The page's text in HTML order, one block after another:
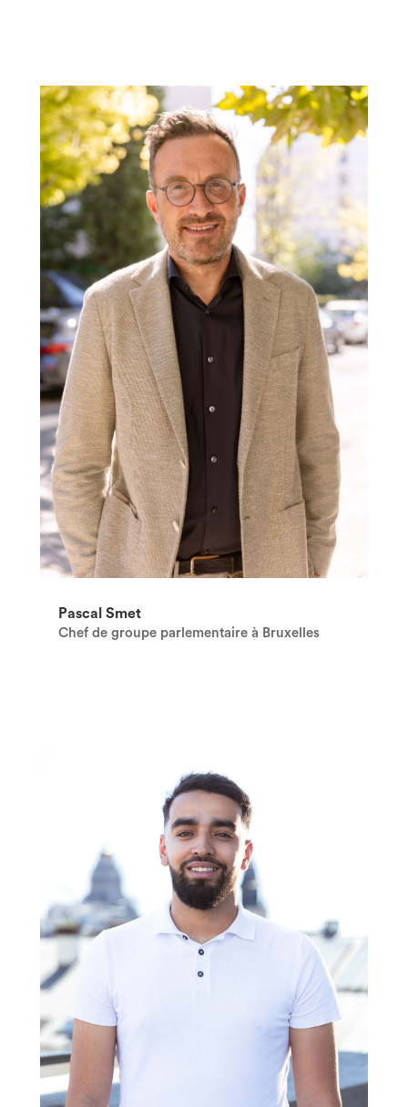
Pascal Smet
Chef de groupe parlementaire à Bruxelles